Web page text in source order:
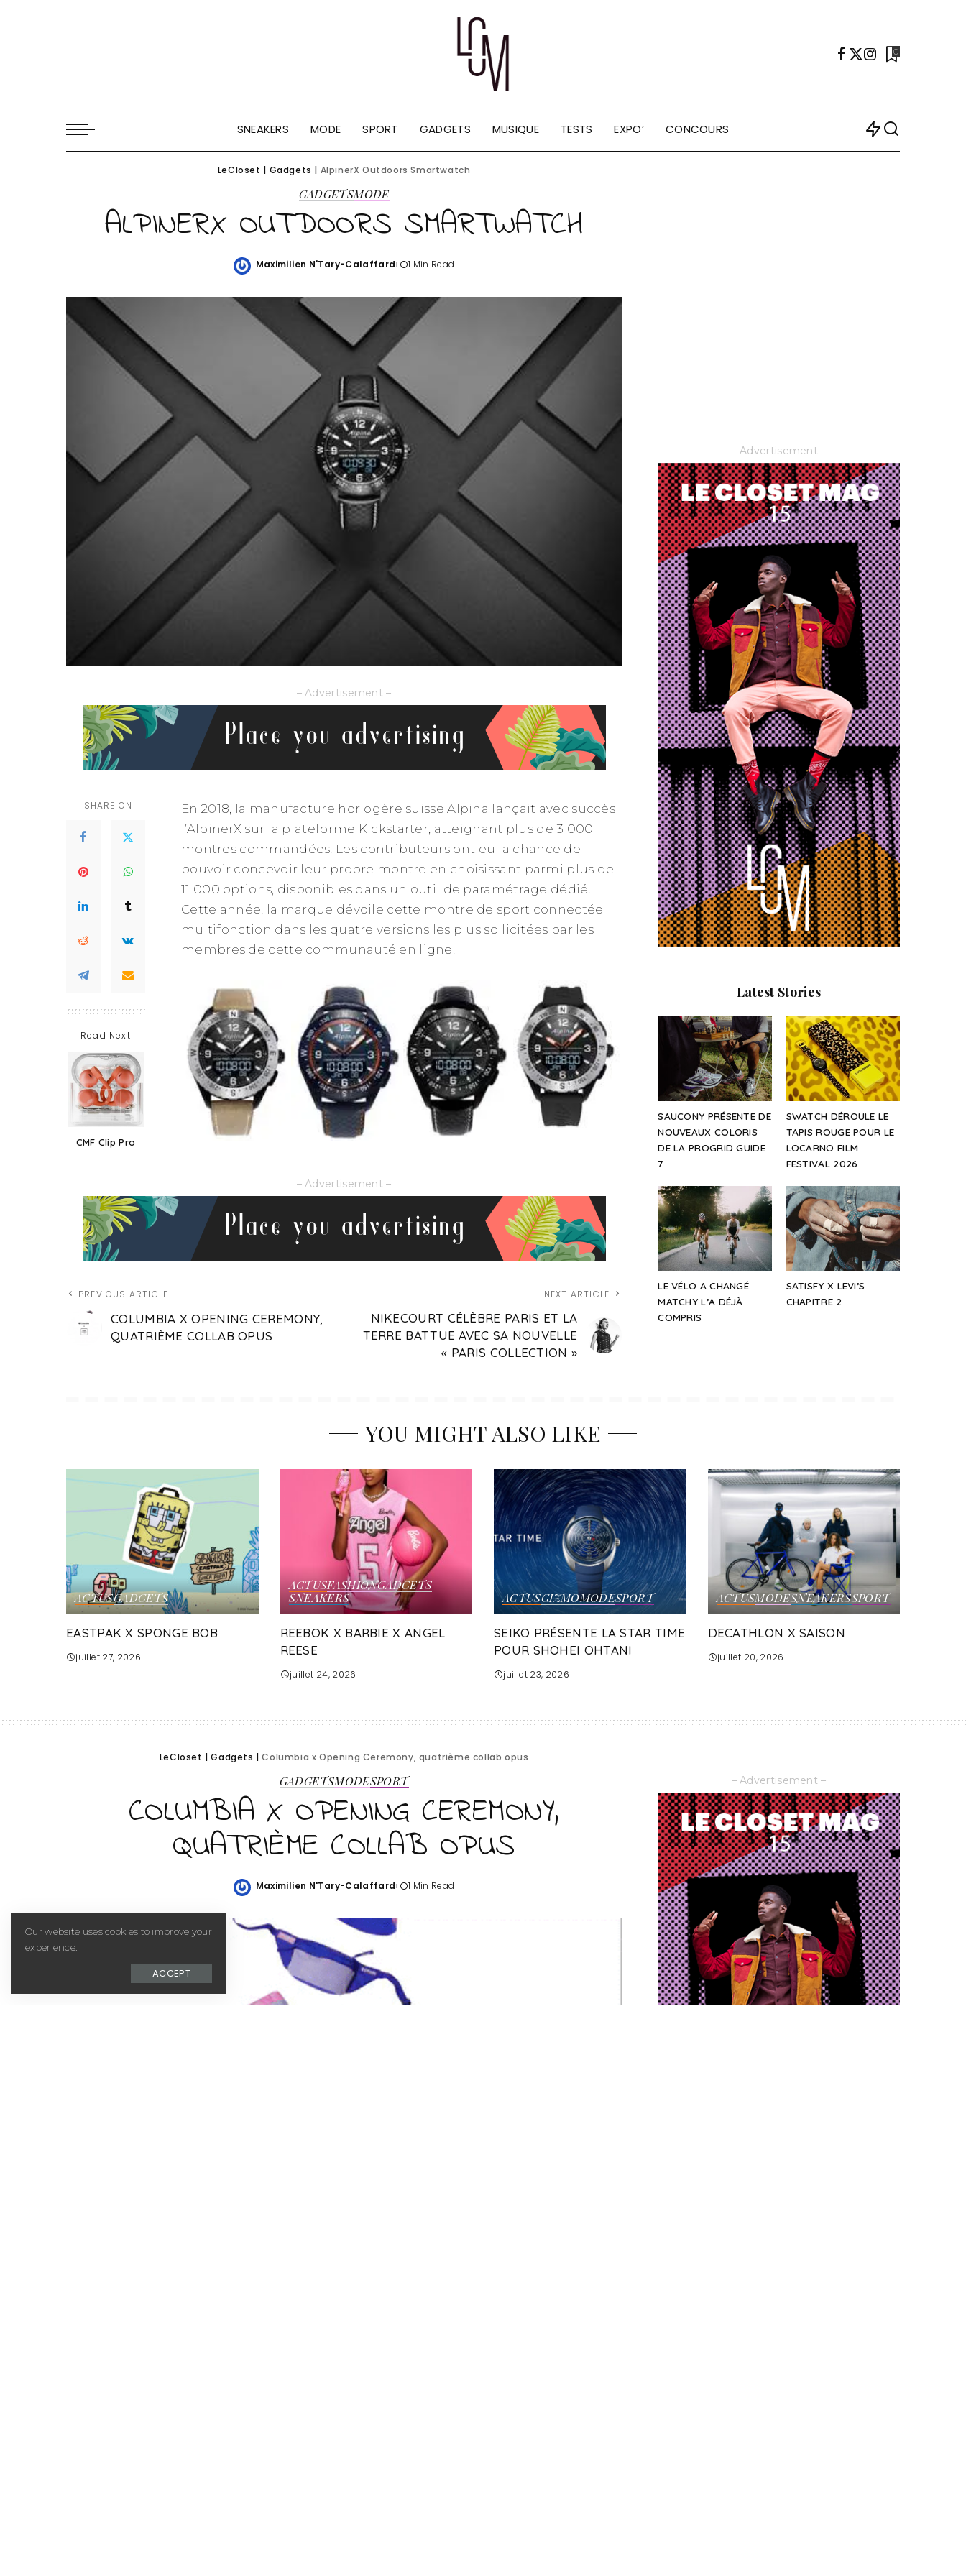
0
SNEAKERS MODE SPORT GADGETS MUSIQUE TESTS EXPO’ CONCOURS
LeCloset | Gadgets | AlpinerX Outdoors Smartwatch
GADGETSMODE
ALPINERX OUTDOORS SMARTWATCH
Posted
Maximilien N'Tary-Calaffard 1 Min Read
– Advertisement –
SHARE ON
Read Next
CMF Clip Pro
En 2018, la manufacture horlogère suisse Alpina lançait avec succès
l’AlpinerX sur la plateforme Kickstarter, atteignant plus de 3 000
montres commandées. Les contributeurs ont eu la chance de
pouvoir concevoir leur propre montre en choisissant parmi plus de
11 000 options, disponibles dans un outil de paramétrage dédié.
Cette année, la marque dévoile cette montre de sport connectée
multifonction dans les quatre versions les plus sollicitées par les
membres de cette communauté en ligne.
– Advertisement –
PREVIOUS ARTICLE
COLUMBIA X OPENING CEREMONY,
QUATRIÈME COLLAB OPUS
NEXT ARTICLE
NIKECOURT CÉLÈBRE PARIS ET LA
TERRE BATTUE AVEC SA NOUVELLE
« PARIS COLLECTION »
– Advertisement –
Latest Stories
SAUCONY PRÉSENTE DE
NOUVEAUX COLORIS
DE LA PROGRID GUIDE
7
SWATCH DÉROULE LE
TAPIS ROUGE POUR LE
LOCARNO FILM
FESTIVAL 2026
LE VÉLO A CHANGÉ.
MATCHY L’A DÉJÀ
COMPRIS
SATISFY X LEVI’S
CHAPITRE 2
YOU MIGHT ALSO LIKE
ACTUSGADGETS
EASTPAK X SPONGE BOB
juillet 27, 2026
ACTUSFASHIONGADGETS
SNEAKERS
REEBOK X BARBIE X ANGEL
REESE
juillet 24, 2026
ACTUSGIZMOMODESPORT
SEIKO PRÉSENTE LA STAR TIME
POUR SHOHEI OHTANI
juillet 23, 2026
ACTUSMODESNEAKERSSPORT
DECATHLON X SAISON
juillet 20, 2026
LeCloset |Gadgets |Columbia x Opening Ceremony, quatrième collab opus
GADGETSMODESPORT
COLUMBIA X OPENING CEREMONY,
QUATRIÈME COLLAB OPUS
Posted
Maximilien N'Tary-Calaffard 1 Min Read
– Advertisement –
Our website uses cookies to improve your
experience.
ACCEPT